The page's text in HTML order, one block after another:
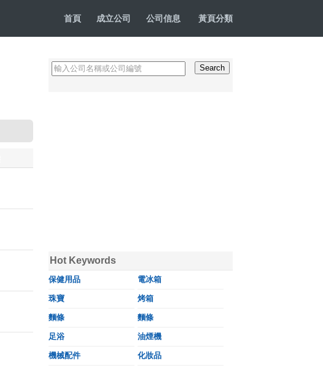
首頁 成立公司 公司信息 黃頁分類
Hot Keywords
保健用品 電冰箱
珠寶 烤箱
麵條 麵條
足浴 油煙機
機械配件 化妝品